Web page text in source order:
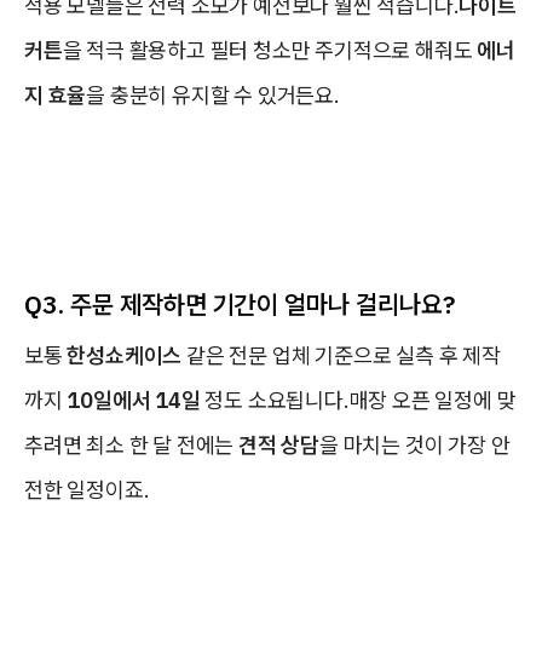
커튼을 적극 활용하고 필터 청소만 주기적으로 해줘도 에너
지 효율을 충분히 유지할 수 있거든요.
Q3. 주문 제작하면 기간이 얼마나 걸리나요?
보통한성쇼케이스 같은 전문 업체 기준으로 실측 후 제작
까지 10일에서 14일 정도 소요됩니다.매장 오픈 일정에 맞
추려면 최소 한 달 전에는 견적 상담을 마치는 것이 가장 안
전한 일정이죠.